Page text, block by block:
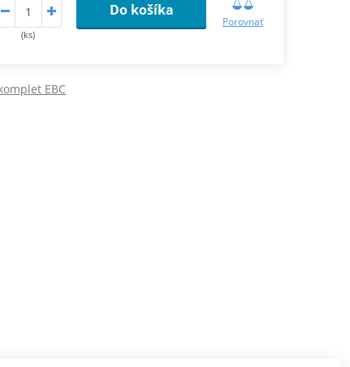
(ks)
Do košíka
Porovnať
EBC